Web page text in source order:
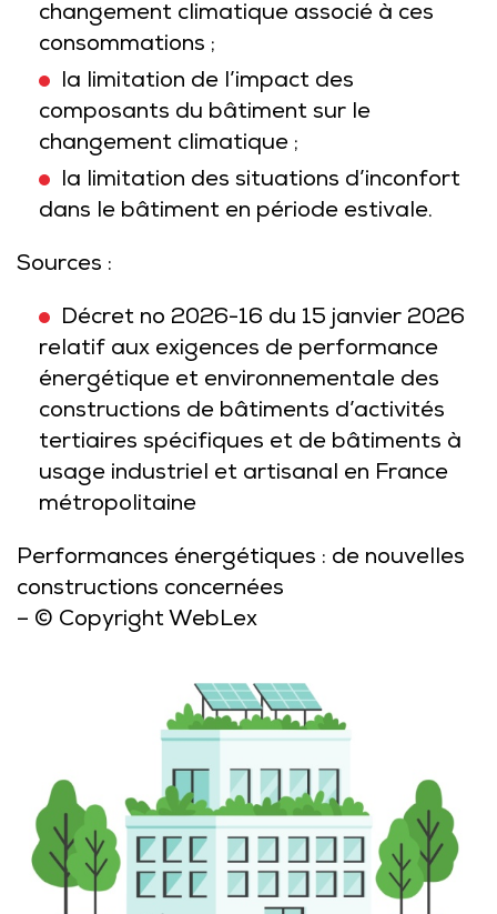
changement climatique associé à ces
consommations ;
la limitation de l’impact des
composants du bâtiment sur le
changement climatique ;
la limitation des situations d’inconfort
dans le bâtiment en période estivale.
Sources :
Décret no 2026-16 du 15 janvier 2026
relatif aux exigences de performance
énergétique et environnementale des
constructions de bâtiments d’activités
tertiaires spécifiques et de bâtiments à
usage industriel et artisanal en France
métropolitaine
Performances énergétiques : de nouvelles
constructions concernées
– © Copyright WebLex